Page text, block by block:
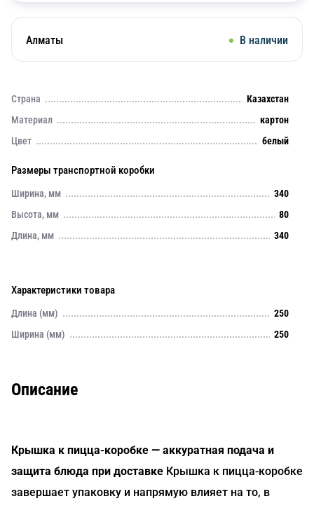
Алматы В наличии
Страна
Казахстан
Материал
картон
Цвет
белый
Размеры транспортной коробки
Ширина, мм
340
Высота, мм
80
Длина, мм
340
Характеристики товара
Длина (мм)
250
Ширина (мм)
250
Описание
Крышка к пицца-коробке — аккуратная подача и
защита блюда при доставке Крышка к пицца-коробке
завершает упаковку и напрямую влияет на то, в